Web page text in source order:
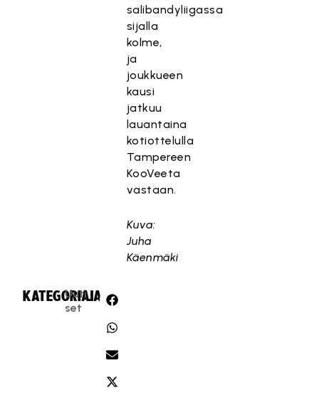
salibandyliigassa
sijalla
kolme,
ja
joukkueen
kausi
jatkuu
lauantaina
kotiottelulla
Tampereen
KooVeeta
vastaan.
Kuva:
Juha
Käenmäki
KATEGORIA:
Uuti
set
JAA: